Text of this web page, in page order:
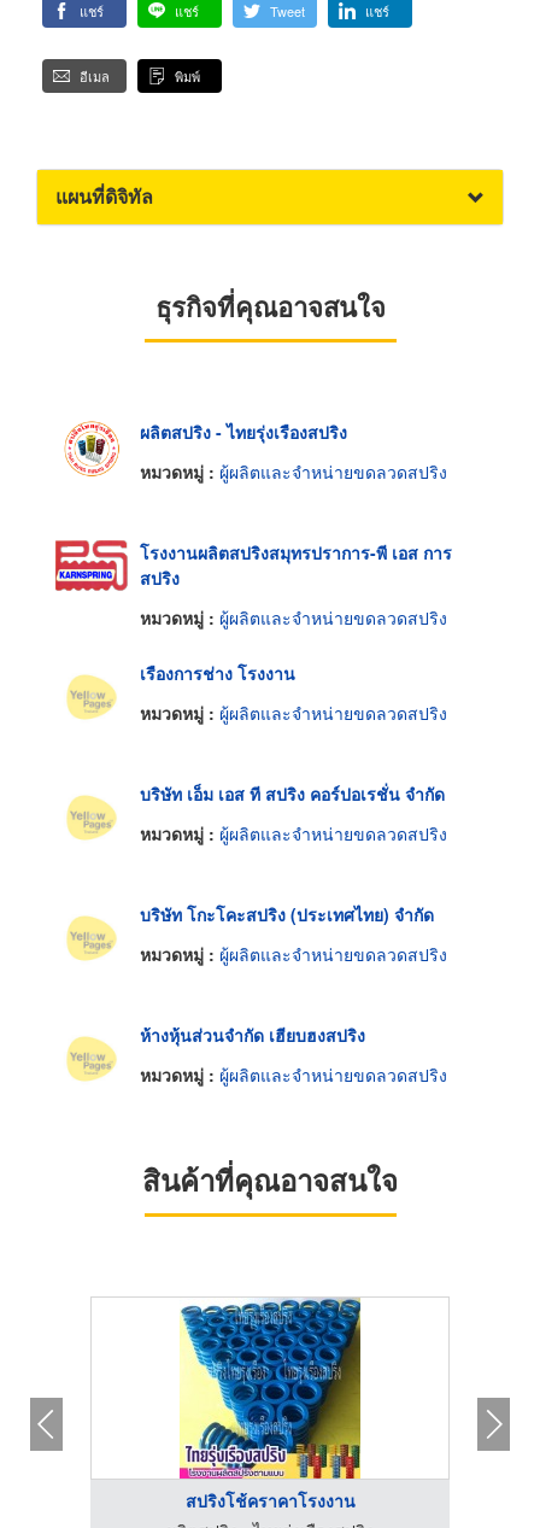
แชร์ แชร์ Tweet แชร์
อีเมล พิมพ์
แผนที่ดิจิทัล
ธุรกิจที่คุณอาจสนใจ
ผลิตสปริง - ไทยรุ่งเรืองสปริง
หมวดหมู่ : ผู้ผลิตและจำหน่ายขดลวดสปริง
โรงงานผลิตสปริงสมุทรปราการ-พี เอส การ
สปริง
หมวดหมู่ : ผู้ผลิตและจำหน่ายขดลวดสปริง
เรืองการช่าง โรงงาน
หมวดหมู่ : ผู้ผลิตและจำหน่ายขดลวดสปริง
บริษัท เอ็ม เอส ที สปริง คอร์ปอเรชั่น จำกัด
หมวดหมู่ : ผู้ผลิตและจำหน่ายขดลวดสปริง
บริษัท โกะโคะสปริง (ประเทศไทย) จำกัด
หมวดหมู่ : ผู้ผลิตและจำหน่ายขดลวดสปริง
ห้างหุ้นส่วนจำกัด เฮียบฮงสปริง
หมวดหมู่ : ผู้ผลิตและจำหน่ายขดลวดสปริง
สินค้าที่คุณอาจสนใจ
สปริงโช้คราคาโรงงาน